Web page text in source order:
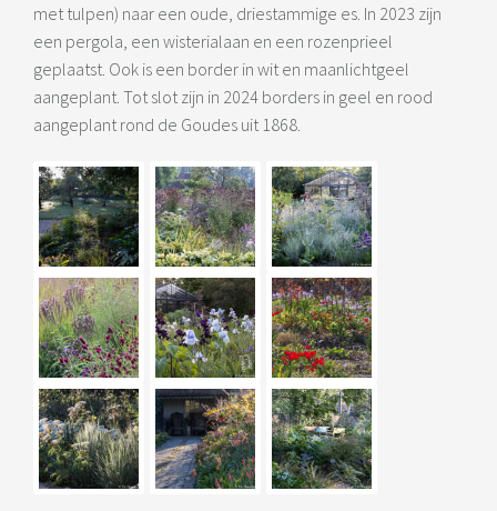
met tulpen) naar een oude, driestammige es. In 2023 zijn
een pergola, een wisterialaan en een rozenprieel
geplaatst. Ook is een border in wit en maanlichtgeel
aangeplant. Tot slot zijn in 2024 borders in geel en rood
aangeplant rond de Goudes uit 1868.